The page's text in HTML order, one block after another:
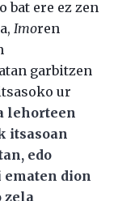
bat ere ez zen
Imoren
garbitzen
ur
lehorteen
itsasoan
edo
ematen dion
zela